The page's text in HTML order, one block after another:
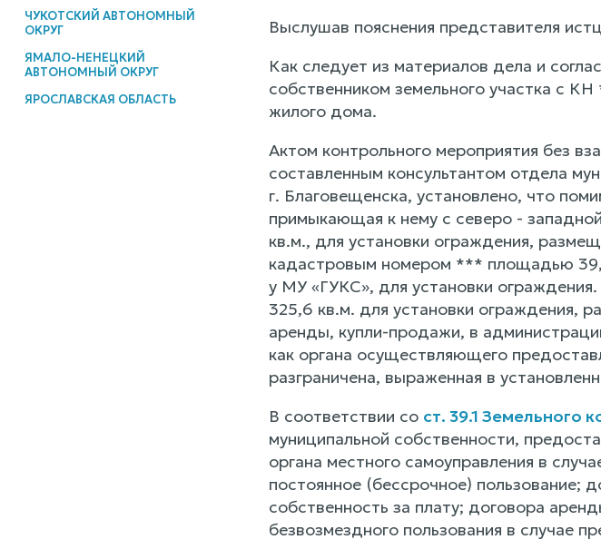
ЧУКОТСКИЙ АВТОНОМНЫЙ
ОКРУГ
ЯМАЛО-НЕНЕЦКИЙ
АВТОНОМНЫЙ ОКРУГ
ЯРОСЛАВСКАЯ ОБЛАСТЬ
Выслушав пояснения представителя
Как следует из материалов дела и
собственником земельного участка с
жилого дома.
Актом контрольного мероприятия без
составленным консультантом отдела
г. Благовещенска, установлено, что
примыкающая к нему с северо -
кв.м., для установки ограждения,
кадастровым номером *** площадью
у МУ «ГУКС», для установки
325,6 кв.м. для установки ограждения,
аренды, купли-продажи, в
как органа осуществляющего
разграничена, выраженная в
В соответствии со ст. 39.1 Земельного
муниципальной собственности,
органа местного самоуправления в
постоянное (бессрочное) пользование;
собственность за плату; договора
безвозмездного пользования в случае